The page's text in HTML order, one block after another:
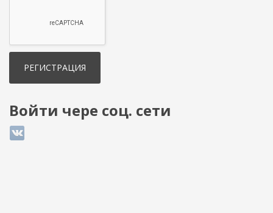
Войти чере соц. сети
Login with ВКонтакте